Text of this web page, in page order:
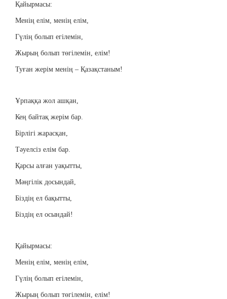
Қайырмасы:
Менің елім, менің елім,
Гүлің болып егілемін,
Жырың болып төгілемін, елім!
Туған жерім менің – Қазақстаным!
Ұрпаққа жол ашқан,
Кең байтақ жерім бар.
Бірлігі жарасқан,
Тәуелсіз елім бар.
Қарсы алған уақытты,
Мәңгілік досындай,
Біздің ел бақытты,
Біздің ел осындай!
Қайырмасы:
Менің елім, менің елім,
Гүлің болып егілемін,
Жырың болып төгілемін, елім!